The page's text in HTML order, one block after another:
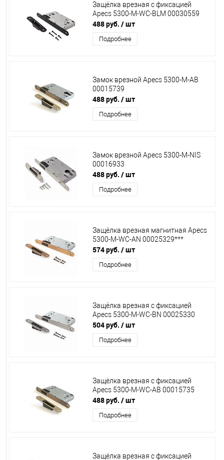
Защёлка врезная с фиксацией
Apecs 5300-M-WC-BLM 00030559
488 руб. / шт
Подробнее
Замок врезной Apecs 5300-M-AB
00015739
488 руб. / шт
Подробнее
Замок врезной Apecs 5300-M-NIS
00016933
488 руб. / шт
Подробнее
Защёлка врезная магнитная Apecs
5300-M-WC-AN 00025329***
574 руб. / шт
Подробнее
Защёлка врезная с фиксацией
Apecs 5300-M-WC-BN 00025330
504 руб. / шт
Подробнее
Защёлка врезная с фиксацией
Apecs 5300-M-WC-AB 00015735
488 руб. / шт
Подробнее
Защёлка врезная с фиксацией